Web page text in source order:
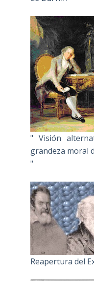
" Visión
grandeza moral
"
Reapertura del